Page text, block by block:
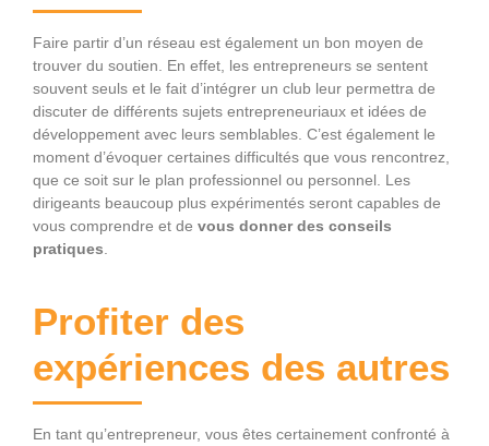
Faire partir d’un réseau est également un bon moyen de
trouver du soutien. En effet, les entrepreneurs se sentent
souvent seuls et le fait d’intégrer un club leur permettra de
discuter de différents sujets entrepreneuriaux et idées de
développement avec leurs semblables. C’est également le
moment d’évoquer certaines difficultés que vous rencontrez,
que ce soit sur le plan professionnel ou personnel. Les
dirigeants beaucoup plus expérimentés seront capables de
vous comprendre et de vous donner des conseils
pratiques
Profiter des
expériences des autres
En tant qu’entrepreneur, vous êtes certainement confronté à